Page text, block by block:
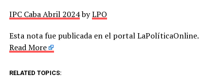
IPC Caba Abril 2024byLPO
Esta nota fue publicada en el portal LaPolíticaOnline.
Read More
RELATED TOPICS: